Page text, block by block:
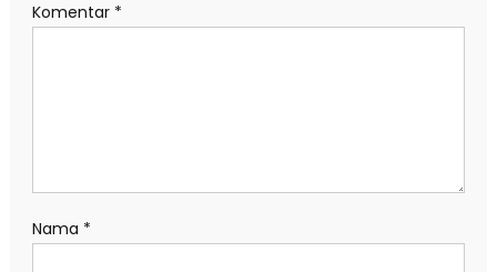
Komentar *
Nama *